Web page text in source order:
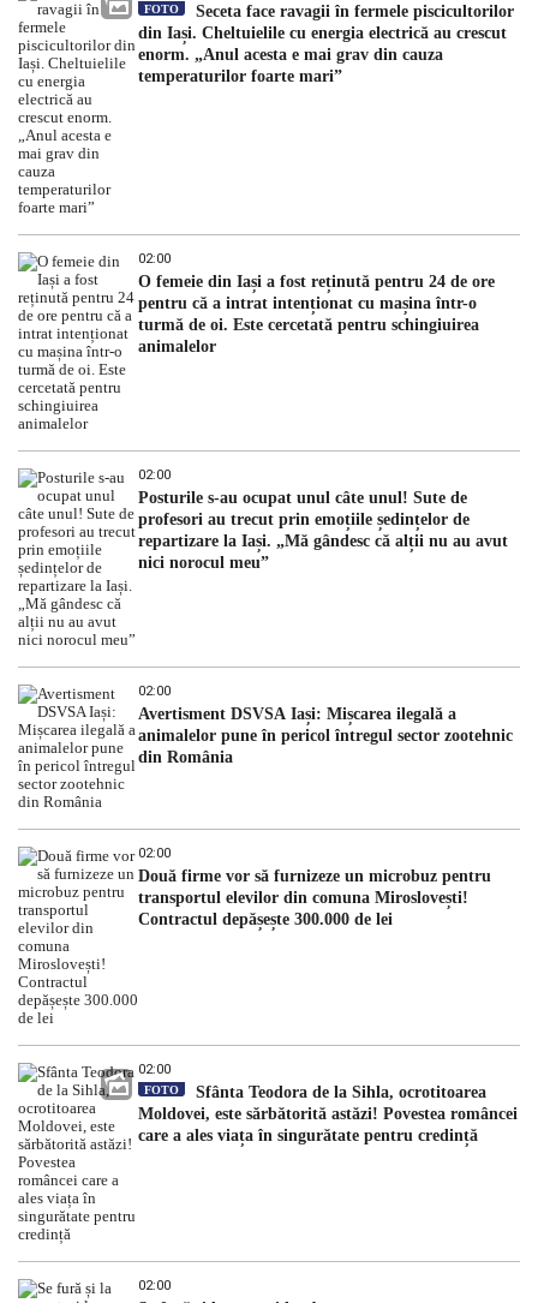
FOTO
Seceta face ravagii în fermele piscicultorilor
din Iași. Cheltuielile cu energia electrică au crescut
enorm. „Anul acesta e mai grav din cauza
temperaturilor foarte mari”
02:00
O femeie din Iași a fost reținută pentru 24 de ore
pentru că a intrat intenționat cu mașina într-o
turmă de oi. Este cercetată pentru schingiuirea
animalelor
02:00
Posturile s-au ocupat unul câte unul! Sute de
profesori au trecut prin emoțiile ședințelor de
repartizare la Iași. „Mă gândesc că alții nu au avut
nici norocul meu”
02:00
Avertisment DSVSA Iași: Mișcarea ilegală a
animalelor pune în pericol întregul sector zootehnic
din România
02:00
Două firme vor să furnizeze un microbuz pentru
transportul elevilor din comuna Miroslovești!
Contractul depășește 300.000 de lei
02:00
FOTO
Sfânta Teodora de la Sihla, ocrotitoarea
Moldovei, este sărbătorită astăzi! Povestea româncei
care a ales viața în singurătate pentru credință
02:00